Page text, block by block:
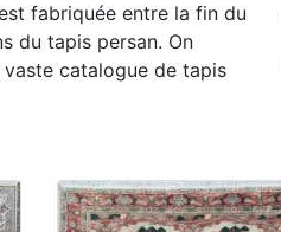
fabriquée entre la fin du
du tapis persan. On
vaste catalogue de tapis